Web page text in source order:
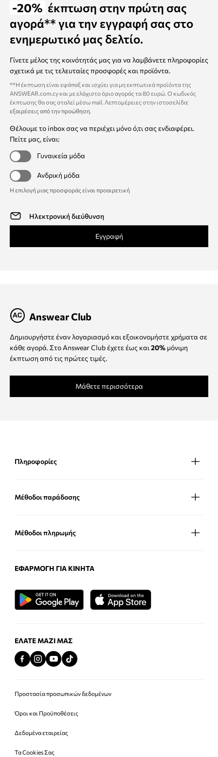
-20% έκπτωση στην πρώτη σας
αγορά** για την εγγραφή σας στο
ενημερωτικό μας δελτίο.
Γίνετε μέλος της κοινότητάς μας για να λαμβάνετε πληροφορίες
σχετικά με τις τελευταίες προσφορές και προϊόντα.
**Η έκπτωση είναι εφάπαξ και ισχύει για μη εκπτωτικά προϊόντα της
ANSWEAR.com.cy και με ελάχιστο όριο αγοράς τα 80 ευρώ. Ο κωδικός
έκπτωσης θα σας σταλεί μέσω mail. Λεπτομέρειες στην ιστοσελίδα:
εξαιρέσεις από την προώθηση.
Θέλουμε το inbox σας να περιέχει μόνο ό,τι σας ενδιαφέρει.
Πείτε μας, είναι:
Γυναικεία μόδα
Ανδρική μόδα
Η επιλογή μιας προσφοράς είναι προαιρετική
Εγγραφή
Answear Club
Δημιουργήστε έναν λογαριασμό και εξοικονομήστε χρήματα σε
κάθε αγορά. Στο Answear Club έχετε έως και 20% μόνιμη
έκπτωση από τις πρώτες τιμές.
Μάθετε περισσότερα
Πληροφορίες
Μέθοδοι παράδοσης
Μέθοδοι πληρωμής
ΕΦΑΡΜΟΓΉ ΓΙΑ ΚΙΝΗΤΆ
ΕΛΆΤΕ ΜΑΖΊ ΜΑΣ
Προστασία προσωπικών δεδομένων
Όροι και Προϋποθέσεις
Δεδομένα εταιρείας
Τα Cookies Σας